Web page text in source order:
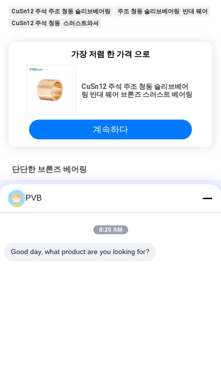
CuSn12 주석 주조 청동 슬리브베어링
주조 청동 슬리브베어링 반대 웨어
CuSn12 주석 청동 스러스트와셔
가장 저렴 한 가격 으로
CuSn12 주석 주조 청동 슬리브베어
링 반대 웨어 브론즈 스러스트 베어링
계속하다
단단한 브론즈 베어링
놋쇠 슬리브 부싱을 지니는 고강도 단단한 브론즈
특수 고경도 고인장 청동 부싱 오일 윤활 황동 베어링 부싱 JDB-1U
PVB
8:20 AM
Good day, what product are you looking for?